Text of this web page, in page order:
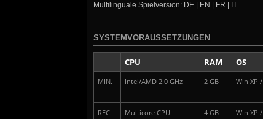
Multilinguale Spielversion: DE | EN | FR | IT
SYSTEMVORAUSSETZUNGEN
CPU RAM OS
MIN. Intel/AMD 2.0 GHz 2 GB Win XP
REC. Multicore CPU 4 GB Win XP